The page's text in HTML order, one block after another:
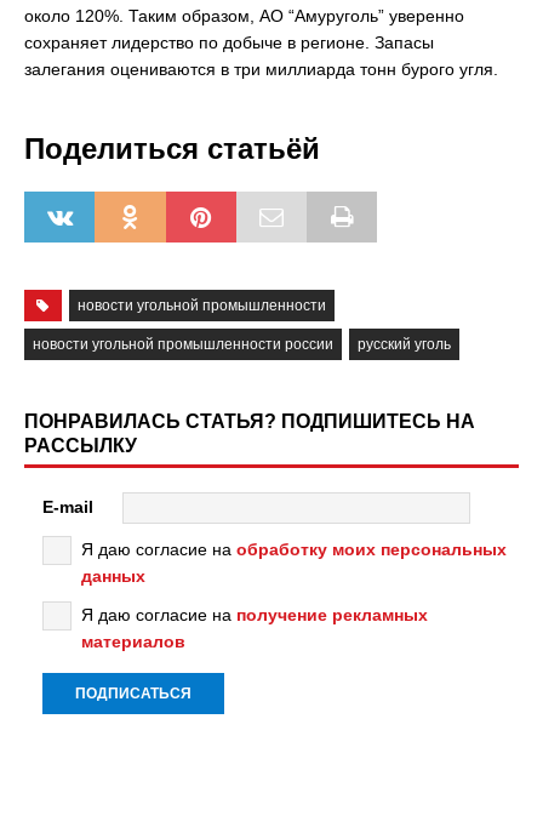
около 120%. Таким образом, АО “Амуруголь” уверенно
сохраняет лидерство по добыче в регионе. Запасы
залегания оцениваются в три миллиарда тонн бурого угля.
Поделиться статьёй
новости угольной промышленности
новости угольной промышленности россии русский уголь
ПОНРАВИЛАСЬ СТАТЬЯ? ПОДПИШИТЕСЬ НА
РАССЫЛКУ
E-mail
Я даю согласие на обработку моих персональных
данных
Я даю согласие на получение рекламных
материалов